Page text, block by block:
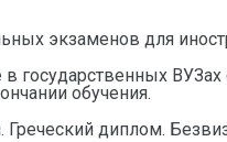
экзаменов для
в государственных
обучения.
Греческий диплом.